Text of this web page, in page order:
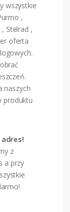
wszystkie
,
Stelrad ,
oferta
naszych
produktu
z
a przy